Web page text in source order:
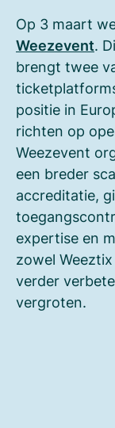
Op 3 maart
Weezevent.
brengt twee
positie in
richten op
Weezevent
een breder
accreditatie,
expertise en
zowel
verder
vergroten.